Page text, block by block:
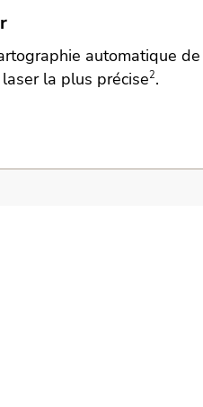
automatique
la plus précise2.